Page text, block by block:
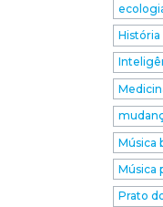
História
Música
Música
Prato